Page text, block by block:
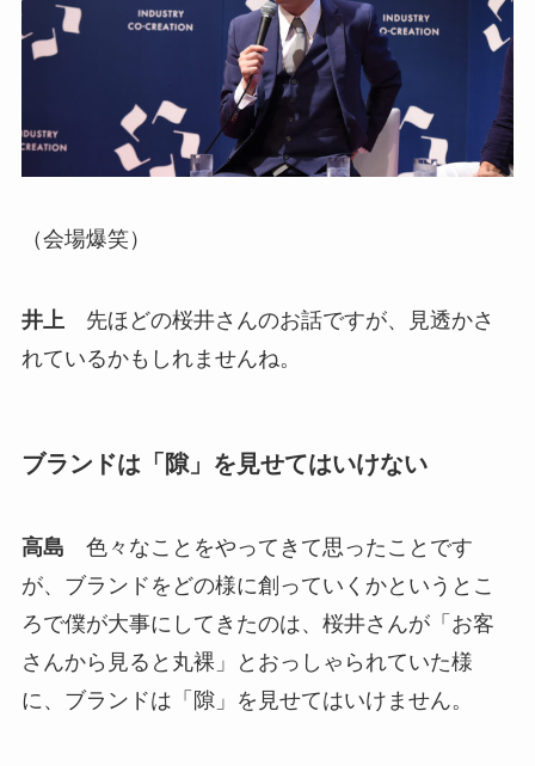
（会場爆笑）
井上 先ほどの桜井さんのお話ですが、見透かさ
れているかもしれませんね。
ブランドは「隙」を見せてはいけない
高島 色々なことをやってきて思ったことです
が、ブランドをどの様に創っていくかというとこ
ろで僕が大事にしてきたのは、桜井さんが「お客
さんから見ると丸裸」とおっしゃられていた様
に、ブランドは「隙」を見せてはいけません。